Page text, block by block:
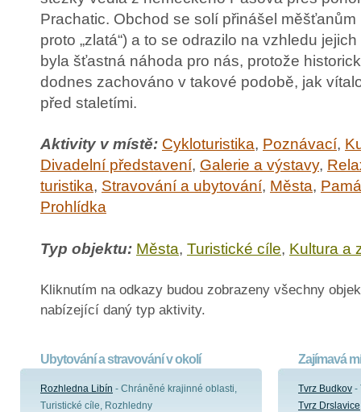
Prachatic. Obchod se solí přinášel
proto „zlatá“) a to se odrazilo na vzhledu
byla šťastná náhoda pro nás, protože
dodnes zachováno v takové podobě, jak
před staletími.
Aktivity v místě: Cykloturistika, Poznávací,
Divadelní představení, Galerie a výstavy,
turistika, Stravování a ubytování, Města,
Prohlídka
Typ objektu: Města, Turistické cíle, Kultura a
Kliknutím na odkazy budou zobrazeny všechny
nabízející daný typ aktivity.
Ubytování a stravování v okolí
Rozhledna Libín - Chráněné krajinné oblasti,
Turistické cíle, Rozhledny
Zajímavá
Tvrz Budkov -
Tvrz Drslavice